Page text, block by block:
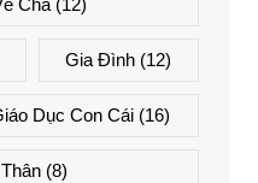
Cha (12)
Gia Đình (12)
Dục Con Cái(16)
(8)